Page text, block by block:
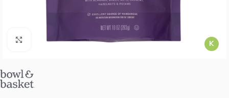
K
Agrandar imagen